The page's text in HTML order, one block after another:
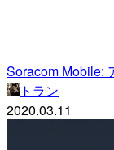
Soracom Mobile:
トラン
2020.03.11